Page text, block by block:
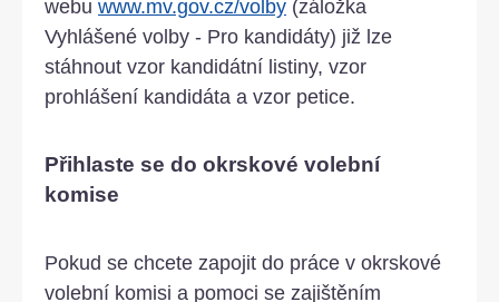
webu www.mv.gov.cz/volby (záložka
Vyhlášené volby - Pro kandidáty) již lze
stáhnout vzor kandidátní listiny, vzor
prohlášení kandidáta a vzor petice.
Přihlaste se do okrskové volební
komise
Pokud se chcete zapojit do práce v okrskové
volební komisi a pomoci se zajištěním